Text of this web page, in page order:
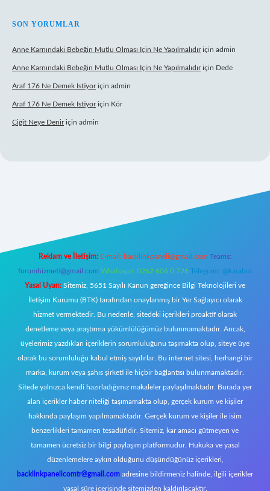
SON YORUMLAR
Anne Karnındaki Bebeğin Mutlu Olması Için Ne Yapılmalıdıriçin admin
Anne Karnındaki Bebeğin Mutlu Olması Için Ne Yapılmalıdıriçin Dede
Araf 176 Ne Demek Istiyoriçin admin
Araf 176 Ne Demek Istiyoriçin Kör
Çiğit Neye Deniriçin admin
Reklam ve İletişim: E-mail: backlinkpaneli@gmail.com Teams:
forumhizmeti@gmail.com Whatsapp: 0262 606 0 726 Telegram: @karabul
Yasal Uyarı: Sitemiz, 5651 Sayılı Kanun gereğince Bilgi Teknolojileri ve
İletişim Kurumu (BTK) tarafından onaylanmış bir Yer Sağlayıcı olarak
hizmet vermektedir. Bu nedenle, sitedeki içerikleri proaktif olarak
denetleme veya araştırma yükümlülüğümüz bulunmamaktadır. Ancak,
üyelerimiz yazdıkları içeriklerin sorumluluğunu taşımakta olup, siteye üye
olarak bu sorumluluğu kabul etmiş sayılırlar. Bu internet sitesi, herhangi bir
marka, kurum veya şahıs şirketi ile hiçbir bağlantısı bulunmamaktadır.
Sitede yalnızca kendi hazırladığımız makaleler paylaşılmaktadır. Burada yer
alan içerikler haber niteliği taşımamakta olup, gerçek kurum ve kişiler
hakkında paylaşım yapılmamaktadır. Gerçek kurum ve kişiler ile isim
benzerlikleri tamamen tesadüfidir. Sitemiz, kar amacı gütmeyen ve
tamamen ücretsiz bir bilgi paylaşım platformudur. Hukuka ve yasal
düzenlemelere aykırı olduğunu düşündüğünüz içerikleri,
backlinkpanelicomtr@gmail.com adresine bildirmeniz halinde, ilgili içerikler
yasal süre içerisinde sitemizden kaldırılacaktır.